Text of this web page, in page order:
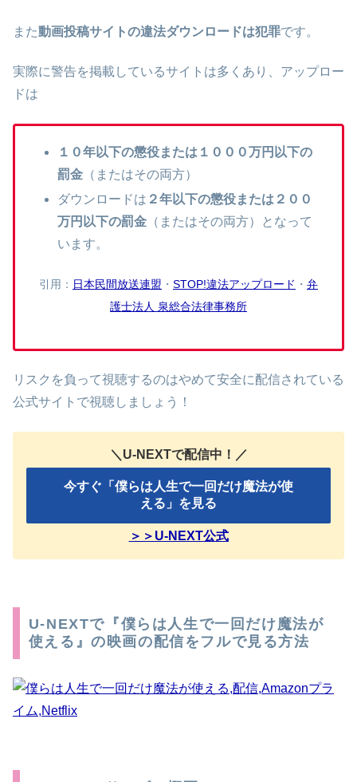
また動画投稿サイトの違法ダウンロードは犯罪です。
実際に警告を掲載しているサイトは多くあり、アップロー
ドは
１０年以下の懲役または１０００万円以下の
罰金 （またはその両方）
ダウンロードは ２年以下の懲役または２００
万円以下の罰金 （またはその両方）となって
います。
引用： 日本民間放送連盟 ・ STOP!違法アップロード ・ 弁
護士法人 泉総合法律事務所
リスクを負って視聴するのはやめて安全に配信されている
公式サイトで視聴しましょう！
＼U-NEXTで配信中！／
今すぐ「僕らは人生で一回だけ魔法が使
える」を見る
＞＞U-NEXT公式
U-NEXTで『僕らは人生で一回だけ魔法が
使える』の映画の配信をフルで見る方法